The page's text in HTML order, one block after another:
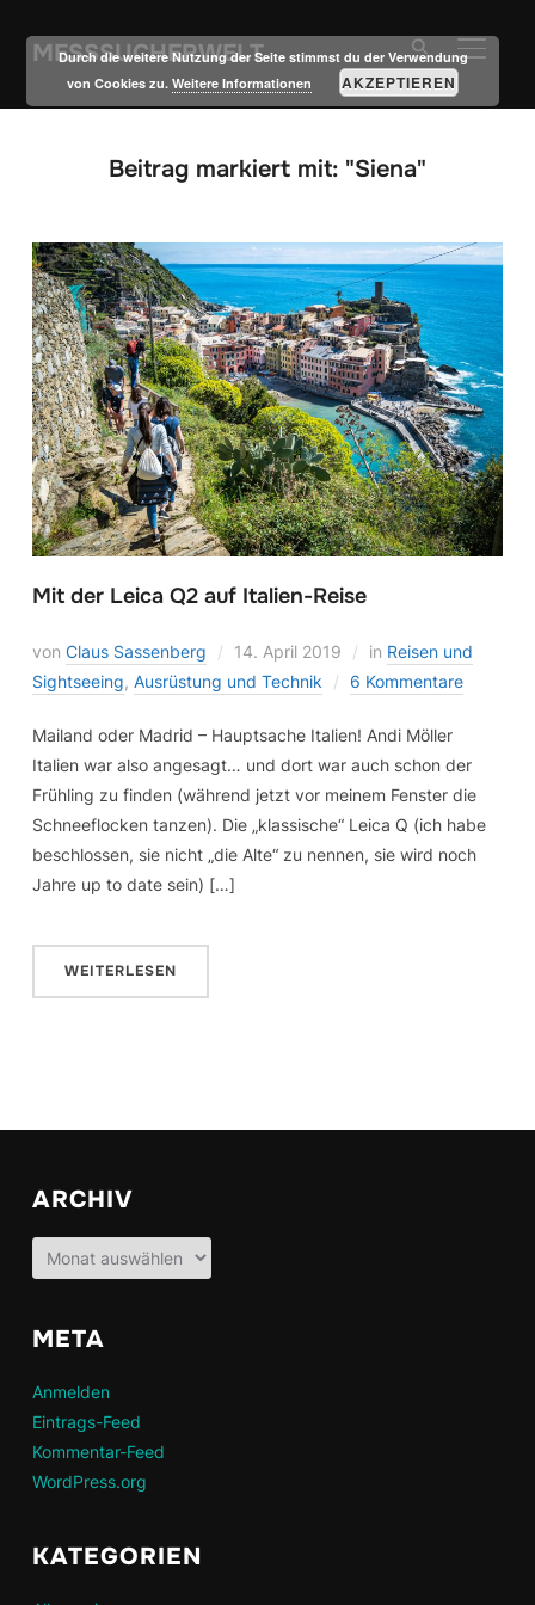
MESSSUCHERWELT
Beitrag markiert mit: "Siena"
Mit der Leica Q2 auf Italien-Reise
von Claus Sassenberg 14. April 2019 in Reisen und
Sightseeing, Ausrüstung und Technik 6 Kommentare
Mailand oder Madrid – Hauptsache Italien! Andi Möller
Italien war also angesagt… und dort war auch schon der
Frühling zu finden (während jetzt vor meinem Fenster die
Schneeflocken tanzen). Die „klassische“ Leica Q (ich habe
beschlossen, sie nicht „die Alte“ zu nennen, sie wird noch
Jahre up to date sein) […]
WEITERLESEN
ARCHIV
Archiv
META
Anmelden
Eintrags-Feed
Kommentar-Feed
WordPress.org
KATEGORIEN
Durch die weitere Nutzung der Seite stimmst du der Verwendung
von Cookies zu.Weitere Informationen AKZEPTIEREN